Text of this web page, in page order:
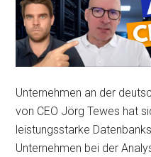
Unternehmen an der
von CEO Jörg Tewes hat
leistungsstarke
Unternehmen bei der